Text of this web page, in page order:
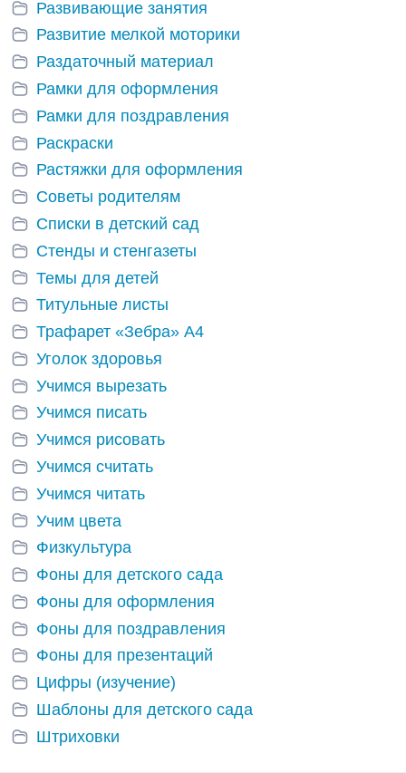
Развивающие занятия
Развитие мелкой моторики
Раздаточный материал
Рамки для оформления
Рамки для поздравления
Раскраски
Растяжки для оформления
Советы родителям
Списки в детский сад
Стенды и стенгазеты
Темы для детей
Титульные листы
Трафарет «Зебра» А4
Уголок здоровья
Учимся вырезать
Учимся писать
Учимся рисовать
Учимся считать
Учимся читать
Учим цвета
Физкультура
Фоны для детского сада
Фоны для оформления
Фоны для поздравления
Фоны для презентаций
Цифры (изучение)
Шаблоны для детского сада
Штриховки